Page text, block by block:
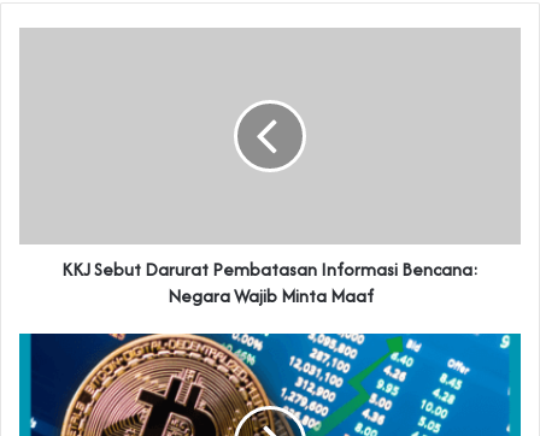
KKJ Sebut Darurat Pembatasan Informasi Bencana:
Negara Wajib Minta Maaf